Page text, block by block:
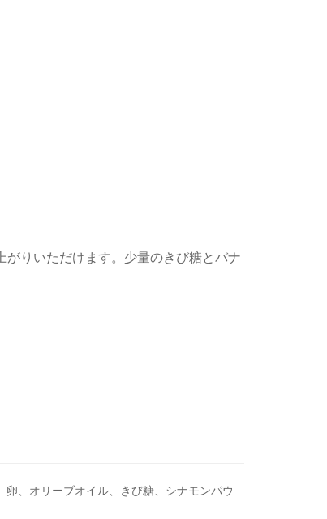
りいただけます。少量のきび糖とバナ
卵、オリーブオイル、きび糖、シナモンパウ